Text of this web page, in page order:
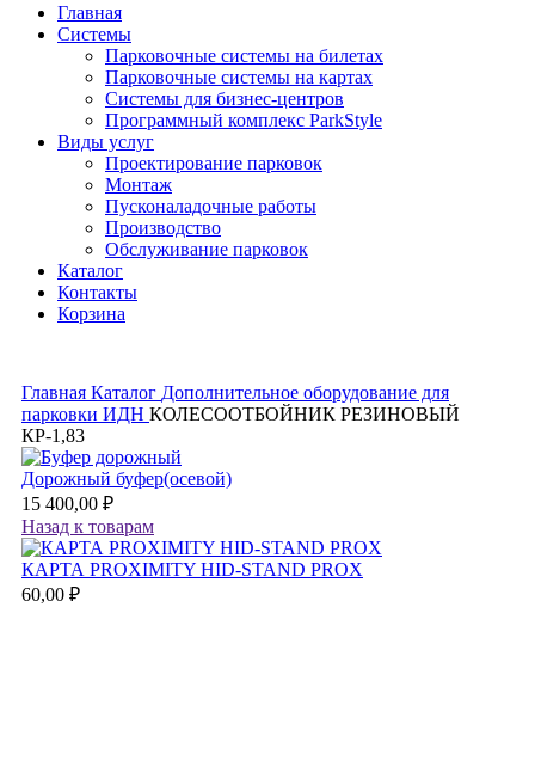
Главная
Системы
Парковочные системы на билетах
Парковочные системы на картах
Системы для бизнес-центров
Программный комплекс ParkStyle
Виды услуг
Проектирование парковок
Монтаж
Пусконаладочные работы
Производство
Обслуживание парковок
Каталог
Контакты
Корзина
Главная Каталог Дополнительное оборудование для
парковки ИДН КОЛЕСООТБОЙНИК РЕЗИНОВЫЙ
КР-1,83
Дорожный буфер(осевой)
15 400,00 ₽
Назад к товарам
КАРТА PROXIMITY HID-STAND PROX
60,00 ₽